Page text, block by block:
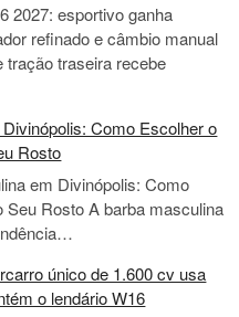
2027: esportivo ganha
refinado e câmbio manual
tração traseira recebe
Como Escolher o
Rosto
em Divinópolis: Como
Seu Rosto A barba masculina
único de 1.600 cv usa
o lendário W16